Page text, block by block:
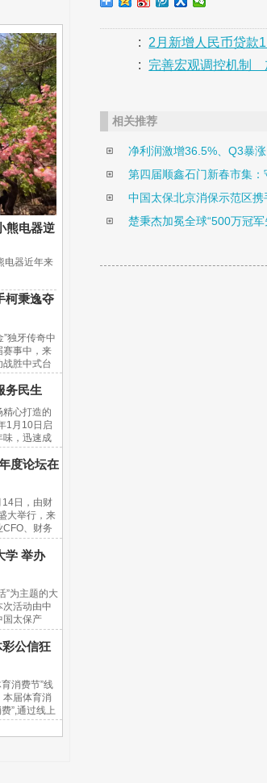
熊电器逆
电器近年来
柯秉逸夺
独牙传奇中
赛事中，来
战胜中式台
务民生
心打造的
1月10日启
味，迅速成
度论坛在
14日，由财
大举行，来
、财务
学 举办
”为主题的大
活动由中
国太保产
公信狂
消费节”线
届体育消
”,通过线上
:
2月新增人民币贷款
:
完善宏观调控机制
相关推荐
净利润激增36.5%、Q3暴
第四届顺鑫石门新春市集
中国太保北京消保示范区携
楚秉杰加冕全球“500万冠军